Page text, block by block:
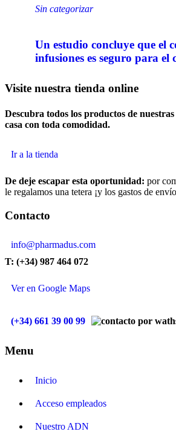
Sin categorizar
Un estudio concluye que el
infusiones es seguro para el
Visite nuestra tienda online
Descubra todos los productos de
casa con toda comodidad.
Ir a la tienda
De deje escapar esta oportunidad: por
le regalamos una tetera ¡y los gastos de
Contacto
info@pharmadus.com
T: (+34) 987 464 072
Ver en Google Maps
(+34) 661 39 00 99
Menu
Inicio
Acceso empleados
Nuestro ADN